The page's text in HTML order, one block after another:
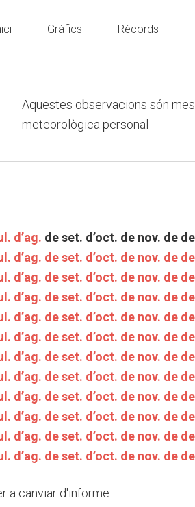
Gràfics Rècords
Aquestes observacions són
meteorològica personal
d’ag. de set. d’oct. de nov. de
d’ag. de set. d’oct. de nov. de
d’ag. de set. d’oct. de nov. de
d’ag. de set. d’oct. de nov. de
d’ag. de set. d’oct. de nov. de
d’ag. de set. d’oct. de nov. de
d’ag. de set. d’oct. de nov. de
d’ag. de set. d’oct. de nov. de
d’ag. de set. d’oct. de nov. de
d’ag. de set. d’oct. de nov. de
d’ag. de set. d’oct. de nov. de
d’ag. de set. d’oct. de nov. de
a canviar d'informe.